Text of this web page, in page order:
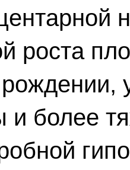
роста
и более